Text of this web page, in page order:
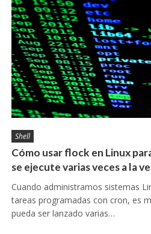
Shell
Cómo usar flock en Linux
se ejecute varias veces a la
Cuando administramos sistemas
tareas programadas con cron, es
pueda ser lanzado varias…